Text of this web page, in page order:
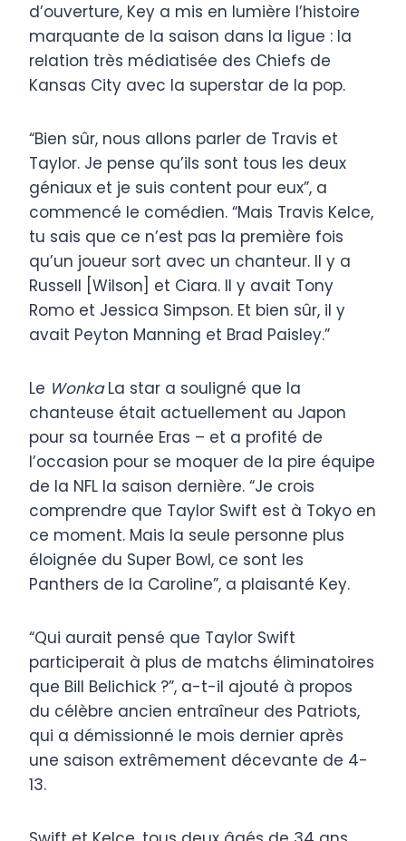
d’ouverture, Key a mis en lumière l’histoire
marquante de la saison dans la ligue : la
relation très médiatisée des Chiefs de
Kansas City avec la superstar de la pop.
“Bien sûr, nous allons parler de Travis et
Taylor. Je pense qu’ils sont tous les deux
géniaux et je suis content pour eux”, a
commencé le comédien. “Mais Travis Kelce,
tu sais que ce n’est pas la première fois
qu’un joueur sort avec un chanteur. Il y a
Russell [Wilson] et Ciara. Il y avait Tony
Romo et Jessica Simpson. Et bien sûr, il y
avait Peyton Manning et Brad Paisley.”
Le WonkaLa star a souligné que la
chanteuse était actuellement au Japon
pour sa tournée Eras – et a profité de
l’occasion pour se moquer de la pire équipe
de la NFL la saison dernière. “Je crois
comprendre que Taylor Swift est à Tokyo en
ce moment. Mais la seule personne plus
éloignée du Super Bowl, ce sont les
Panthers de la Caroline”, a plaisanté Key.
“Qui aurait pensé que Taylor Swift
participerait à plus de matchs éliminatoires
que Bill Belichick ?”, a-t-il ajouté à propos
du célèbre ancien entraîneur des Patriots,
qui a démissionné le mois dernier après
une saison extrêmement décevante de 4-
13.